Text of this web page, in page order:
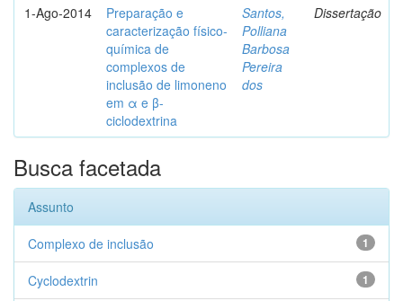
1-Ago-2014
Preparação e
caracterização físico-
química de
complexos de
inclusão de limoneno
em α e β-
ciclodextrina
Santos,
Polliana
Barbosa
Pereira
dos
Dissertação
Busca facetada
Assunto
1
Complexo de inclusão
1
Cyclodextrin